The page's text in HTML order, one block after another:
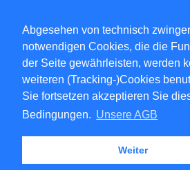
Abgesehen von technisch
notwendigen Cookies, die die
der Seite gewährleisten, werden
weiteren (Tracking-)Cookies
Sie fortsetzen akzeptieren Sie
Bedingungen. Unsere AGB
Weiter